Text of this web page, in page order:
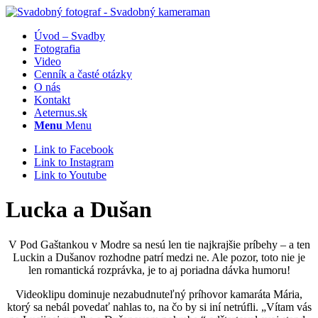
Úvod – Svadby
Fotografia
Video
Cenník a časté otázky
O nás
Kontakt
Aeternus.sk
Menu Menu
Link to Facebook
Link to Instagram
Link to Youtube
Lucka a Dušan
V Pod Gaštankou v Modre sa nesú len tie najkrajšie príbehy – a ten
Luckin a Dušanov rozhodne patrí medzi ne. Ale pozor, toto nie je
len romantická rozprávka, je to aj poriadna dávka humoru!
Videoklipu dominuje nezabudnuteľný príhovor kamaráta Mária,
ktorý sa nebál povedať nahlas to, na čo by si iní netrúfli. „Vítam vás